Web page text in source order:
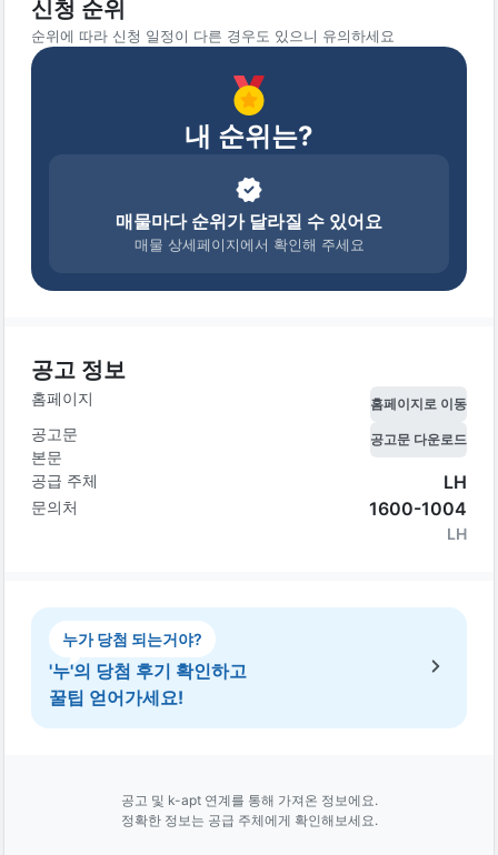
신청 순위
순위에 따라 신청 일정이 다른 경우도 있으니 유의하세요
내 순위는?
매물마다 순위가 달라질 수 있어요
매물 상세페이지에서 확인해 주세요
공고 정보
홈페이지 홈페이지로 이동
공고문
본문
공고문 다운로드
공급 주체 LH
문의처 1600-1004
LH
누가 당첨 되는거야?
'누'의 당첨 후기 확인하고
꿀팁 얻어가세요!
공고 및 k-apt 연계를 통해 가져온 정보에요.
정확한 정보는 공급 주체에게 확인해보세요.